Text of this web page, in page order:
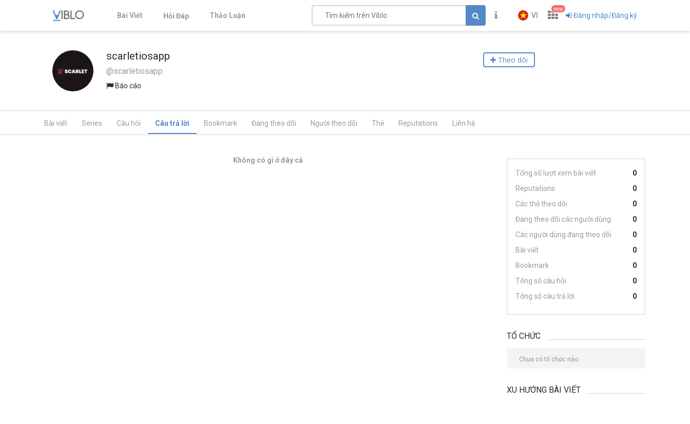
Bài Viết Hỏi Đáp Thảo Luận VI
new
Đăng nhập/Đăng ký
scarletiosapp
@scarletiosapp
Báo cáo
Theo dõi
Bài viết Series Câu hỏi Câu trả lời Bookmark Đang theo dõi Người theo dõi Thẻ Reputations Liên hệ
Không có gì ở đây cả
Tổng số lượt xem bài viết
0
Reputations
0
Các thẻ theo dõi
0
Đang theo dõi các người dùng
0
Các người dùng đang theo dõi
0
Bài viết
0
Bookmark
0
Tổng số câu hỏi
0
Tổng số câu trả lời
0
TỔ CHỨC
Chưa có tổ chức nào.
XU HƯỚNG BÀI VIẾT